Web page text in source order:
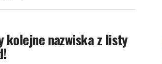
kolejne nazwiska z listy